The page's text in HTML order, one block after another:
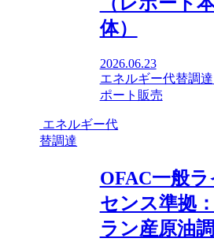
体）
2026.06.23
エネルギー代替調達
ポート販売
エネルギー代
替調達
OFAC一般ラ
センス準拠
ラン産原油